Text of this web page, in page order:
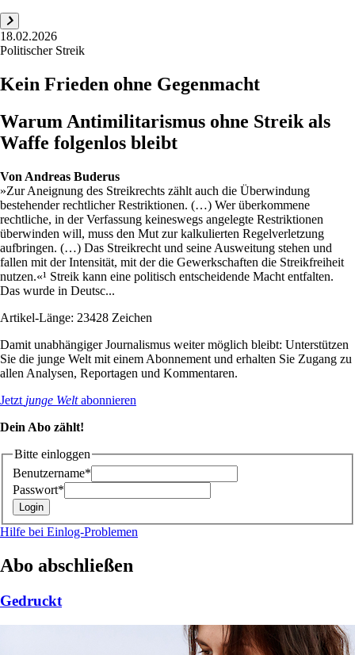
18.02.2026
Politischer Streik
Kein Frieden ohne Gegenmacht
Warum Antimilitarismus ohne Streik als
Waffe folgenlos bleibt
Von Andreas Buderus
»Zur Aneignung des Streikrechts zählt auch die Überwindung
bestehender rechtlicher Restriktionen. (…) Wer überkommene
rechtliche, in der Verfassung keineswegs angelegte Restriktionen
überwinden will, muss den Mut zur kalkulierten Regelverletzung
aufbringen. (…) Das Streikrecht und seine Ausweitung stehen und
fallen mit der Intensität, mit der die Gewerkschaften die Streikfreiheit
nutzen.«¹ Streik kann eine politisch entscheidende Macht entfalten.
Das wurde in Deutsc...
Artikel-Länge: 23428 Zeichen
Damit unabhängiger Journalismus weiter möglich bleibt: Unterstützen
Sie die junge Welt mit einem Abonnement und erhalten Sie Zugang zu
allen Analysen, Reportagen und Kommentaren.
Jetzt junge Weltabonnieren
Dein Abo zählt!
Bitte einloggen
Benutzername*
Passwort*
Hilfe bei Einlog-Problemen
Abo abschließen
Gedruckt